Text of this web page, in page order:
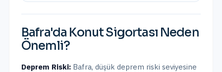
Bafra'da Konut Sigortası Neden
Önemli?
Deprem Riski: Bafra, düşük deprem riski seviyesine